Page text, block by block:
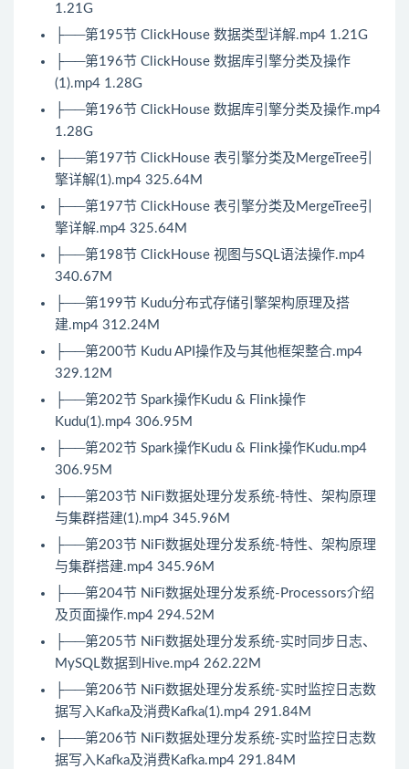
1.21G
├──第195节 ClickHouse 数据类型详解.mp4 1.21G
├──第196节 ClickHouse 数据库引擎分类及操作
(1).mp4 1.28G
├──第196节 ClickHouse 数据库引擎分类及操作.mp4
1.28G
├──第197节 ClickHouse 表引擎分类及MergeTree引
擎详解(1).mp4 325.64M
├──第197节 ClickHouse 表引擎分类及MergeTree引
擎详解.mp4 325.64M
├──第198节 ClickHouse 视图与SQL语法操作.mp4
340.67M
├──第199节 Kudu分布式存储引擎架构原理及搭
建.mp4 312.24M
├──第200节 Kudu API操作及与其他框架整合.mp4
329.12M
├──第202节 Spark操作Kudu & Flink操作
Kudu(1).mp4 306.95M
├──第202节 Spark操作Kudu & Flink操作Kudu.mp4
306.95M
├──第203节 NiFi数据处理分发系统-特性、架构原理
与集群搭建(1).mp4 345.96M
├──第203节 NiFi数据处理分发系统-特性、架构原理
与集群搭建.mp4 345.96M
├──第204节 NiFi数据处理分发系统-Processors介绍
及页面操作.mp4 294.52M
├──第205节 NiFi数据处理分发系统-实时同步日志、
MySQL数据到Hive.mp4 262.22M
├──第206节 NiFi数据处理分发系统-实时监控日志数
据写入Kafka及消费Kafka(1).mp4 291.84M
├──第206节 NiFi数据处理分发系统-实时监控日志数
据写入Kafka及消费Kafka.mp4 291.84M